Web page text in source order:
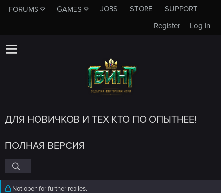
FORUMS GAMES JOBS STORE
SUPPORT
Log in
Register
ДЛЯ НОВИЧКОВ И ТЕХ КТО ПО ОПЫТНЕЕ!
ПОЛНАЯ ВЕРСИЯ
Not open for further replies.